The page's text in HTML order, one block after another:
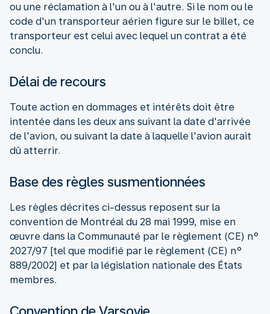
ou une réclamation à l'un ou à l'autre. Si le nom ou le
code d'un transporteur aérien figure sur le billet, ce
transporteur est celui avec lequel un contrat a été
conclu.
Délai de recours
Toute action en dommages et intérêts doit être
intentée dans les deux ans suivant la date d'arrivée
de l'avion, ou suivant la date à laquelle l'avion aurait
dû atterrir.
Base des règles susmentionnées
Les règles décrites ci-dessus reposent sur la
convention de Montréal du 28 mai 1999, mise en
œuvre dans la Communauté par le règlement (CE) n°
2027/97 [tel que modifié par le règlement (CE) n°
889/2002] et par la législation nationale des États
membres.
Convention de Varsovie